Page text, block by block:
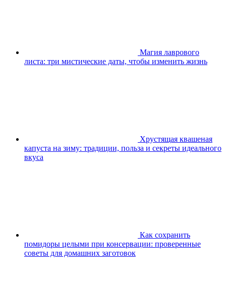
Магия лаврового
листа: три мистические даты, чтобы изменить жизнь
Хрустящая квашеная
капуста на зиму: традиции, польза и секреты идеального
вкуса
Как сохранить
помидоры целыми при консервации: проверенные
советы для домашних заготовок